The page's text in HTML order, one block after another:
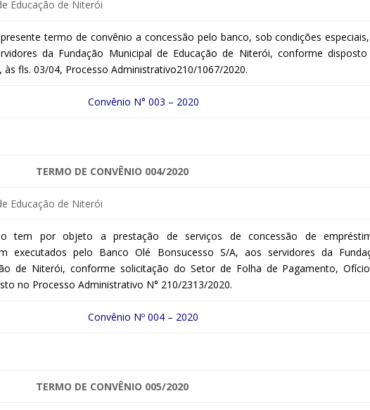
Educação de Niterói
termo de convênio a concessão pelo banco, sob condições
da Fundação Municipal de Educação de Niterói, conforme
às fls. 03/04, Processo Administrativo210/1067/2020.
Convênio N° 003 – 2020
TERMO DE CONVÊNIO 004/2020
Educação de Niterói
tem por objeto a prestação de serviços de concessão de
executados pelo Banco Olé Bonsucesso S/A, aos servidores da
de Niterói, conforme solicitação do Setor de Folha de Pagamento,
no Processo Administrativo N° 210/2313/2020.
Convênio Nº 004 – 2020
TERMO DE CONVÊNIO 005/2020